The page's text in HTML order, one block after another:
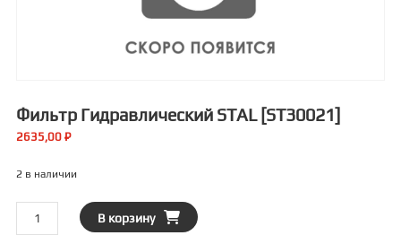
Фильтр Гидравлический STAL [ST30021]
2635,00 ₽
2 в наличии
товара
В корзину